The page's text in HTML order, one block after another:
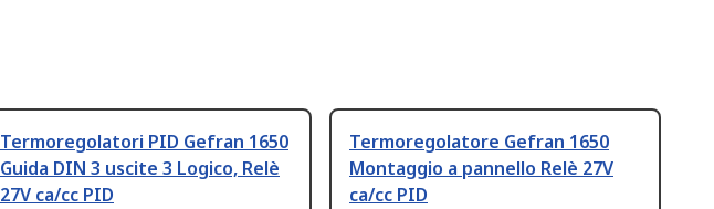
Termoregolatori PID Gefran 1650
Guida DIN 3 uscite 3 Logico, Relè
27V ca/cc PID
Termoregolatore Gefran 1650
Montaggio a pannello Relè 27V
ca/cc PID